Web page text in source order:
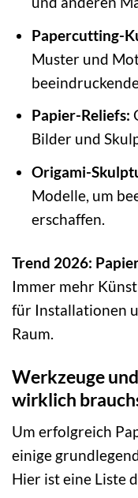
Papercutting-
Muster und
Papier-Reliefs:
Bilder und
Origami-
Modelle, um
erschaffen.
Trend 2026:
Immer mehr
für Installationen
Raum.
Werkzeuge
wirklich
Um erfolgreich
einige
Hier ist eine Liste